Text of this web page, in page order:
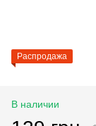
Распродажа
В наличии